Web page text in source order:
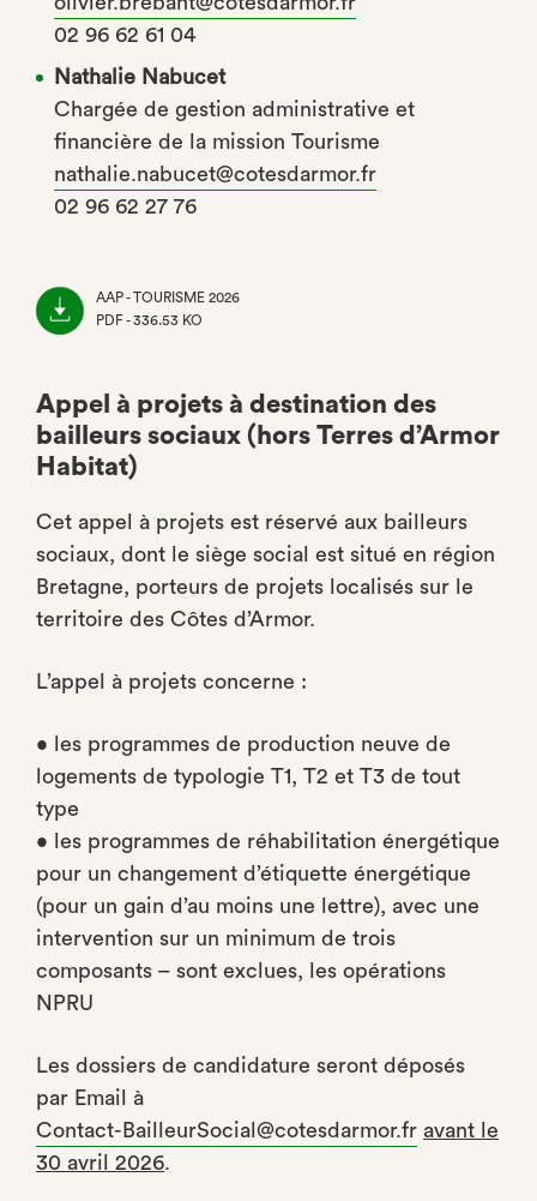
02 96 62 61 04
Nathalie Nabucet
Chargée de gestion administrative et
financière de la mission Tourisme
nathalie.nabucet@cotesdarmor.fr
02 96 62 27 76
AAP - TOURISME 2026
PDF - 336.53 KO
Appel à projets à destination des
bailleurs sociaux (hors Terres d’Armor
Habitat)
Cet appel à projets est réservé aux bailleurs
sociaux, dont le siège social est situé en région
Bretagne, porteurs de projets localisés sur le
territoire des Côtes d’Armor.
L’appel à projets concerne :
• les programmes de production neuve de
logements de typologie T1, T2 et T3 de tout
type
• les programmes de réhabilitation énergétique
pour un changement d’étiquette énergétique
(pour un gain d’au moins une lettre), avec une
intervention sur un minimum de trois
composants – sont exclues, les opérations
NPRU
Les dossiers de candidature seront déposés
par Email à
Contact-BailleurSocial@cotesdarmor.fr avant le
30 avril 2026.